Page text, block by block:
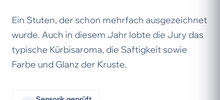
Ein Stuten, der schon mehrfach ausgezeichnet
wurde. Auch in diesem Jahr lobte die Jury das
typische Kürbisaroma, die Saftigkeit sowie
Farbe und Glanz der Kruste.